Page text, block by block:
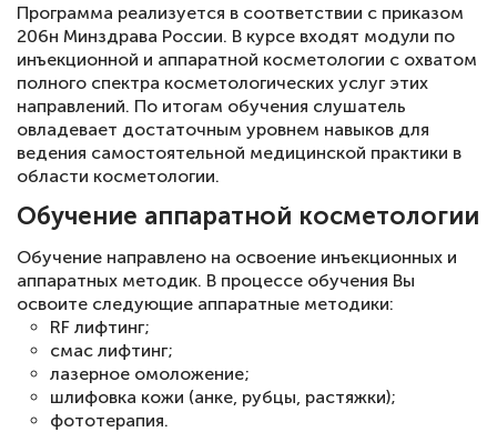
Программа реализуется в соответствии с приказом
206н Минздрава России. В курсе входят модули по
инъекционной и аппаратной косметологии с охватом
полного спектра косметологических услуг этих
направлений. По итогам обучения слушатель
овладевает достаточным уровнем навыков для
ведения самостоятельной медицинской практики в
области косметологии.
Обучение аппаратной косметологии
Обучение направлено на освоение инъекционных и
аппаратных методик. В процессе обучения Вы
освоите следующие аппаратные методики:
RF лифтинг;
смас лифтинг;
лазерное омоложение;
шлифовка кожи (анке, рубцы, растяжки);
фототерапия.